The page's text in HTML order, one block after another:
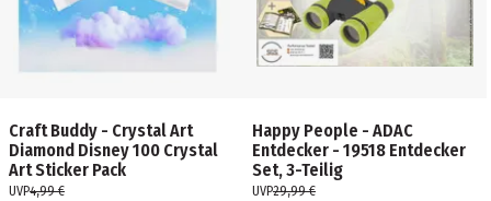
Craft Buddy - Crystal Art
Diamond Disney 100 Crystal
Art Sticker Pack
UVP4,99 €
Happy People - ADAC
Entdecker - 19518 Entdecker
Set, 3-Teilig
UVP29,99 €